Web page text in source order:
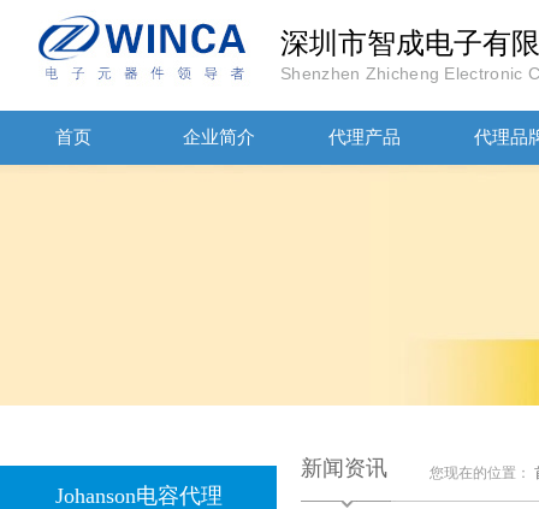
深圳市智成电子有
Shenzhen Zhicheng Electronic
首页 企业简介 代理产品 代理品
Johanson电容代理
JOHANOSN高压贴片电容1206/NPO/1000V/220PF/J档封装
新闻资讯 您现在的位置：